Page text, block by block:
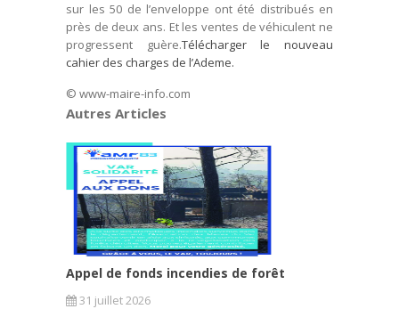
sur les 50 de l’enveloppe ont été distribués en
près de deux ans. Et les ventes de véhiculent ne
progressent guère.Télécharger le nouveau
cahier des charges de l’Ademe.
© www-maire-info.com
Autres Articles
Appel de fonds incendies de forêt
31 juillet 2026